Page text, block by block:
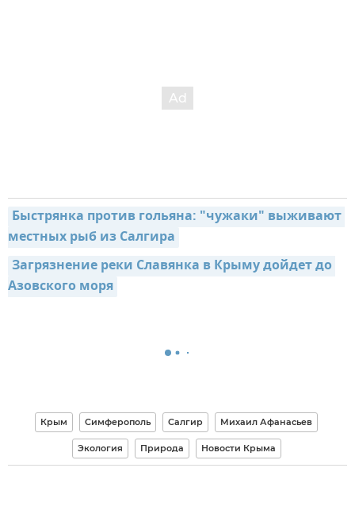
Быстрянка против гольяна: "чужаки" выживают
местных рыб из Салгира
Загрязнение реки Славянка в Крыму дойдет до
Азовского моря
Крым Симферополь Салгир Михаил Афанасьев
Экология Природа Новости Крыма